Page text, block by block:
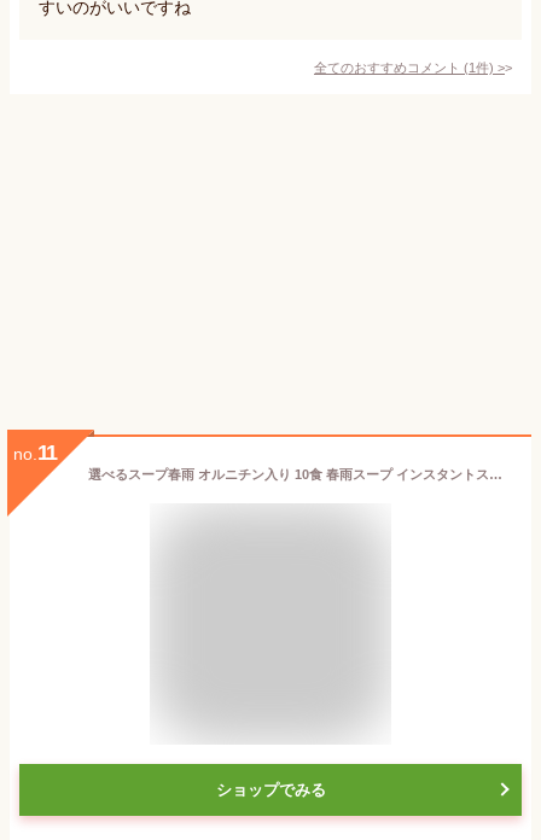
すいのがいいですね
全てのおすすめコメント (1件) >
no. 11
選べるスープ春雨 オルニチン入り 10食 春雨スープ インスタントスープ オルニチン配合 しじみ約100個分 アミノ酸 小腹対策 置き換え 夜食 低カロリー 即席スープ 個包装 中華スープ かきたま 豆乳スープ 食べ比べ アソート 常備食 時短 簡単調理
ショップでみる